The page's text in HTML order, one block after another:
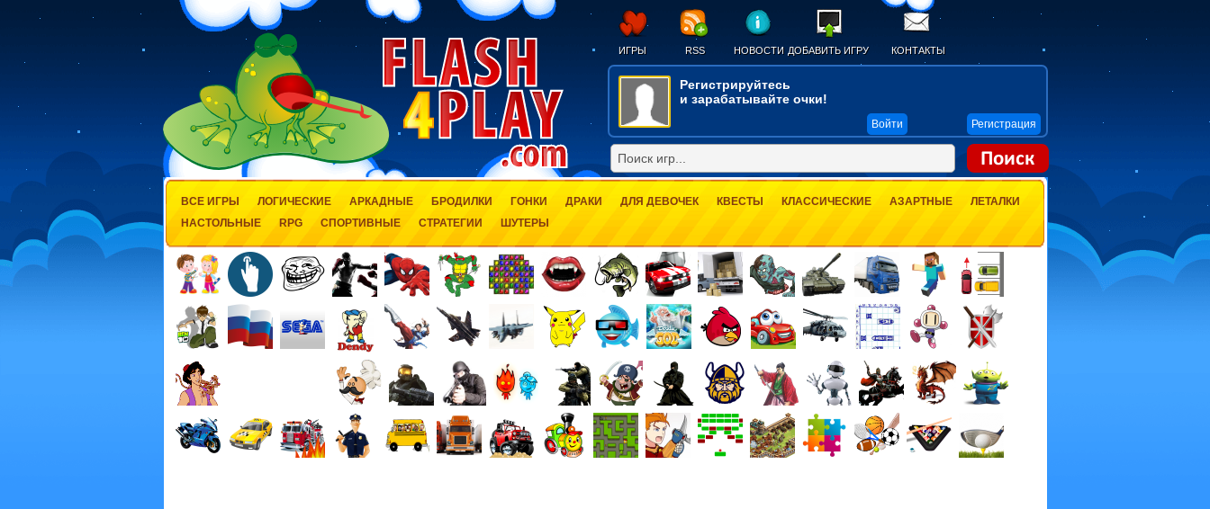
ИГРЫ RSS НОВОСТИ ДОБАВИТЬ ИГРУ КОНТАКТЫ
Регистрируйтесь
и зарабатывайте очки!
Войти Регистрация
ВСЕ ИГРЫ ЛОГИЧЕСКИЕ АРКАДНЫЕ БРОДИЛКИ ГОНКИ ДРАКИ ДЛЯ ДЕВОЧЕК КВЕСТЫ КЛАССИЧЕСКИЕ АЗАРТНЫЕ
ЛЕТАЛКИ
НАСТОЛЬНЫЕ
RPG СПОРТИВНЫЕ СТРАТЕГИИ ШУТЕРЫ